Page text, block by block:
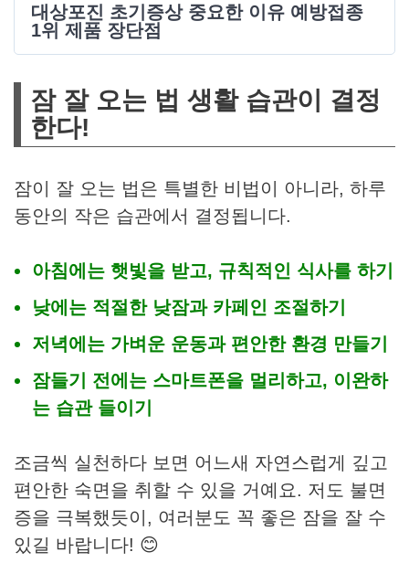
대상포진 초기증상 중요한 이유 예방접종
1위 제품 장단점
잠 잘 오는 법 생활 습관이 결정
한다!
잠이 잘 오는 법은 특별한 비법이 아니라, 하루
동안의 작은 습관에서 결정됩니다.
아침에는 햇빛을 받고, 규칙적인 식사를 하기
낮에는 적절한 낮잠과 카페인 조절하기
저녁에는 가벼운 운동과 편안한 환경 만들기
잠들기 전에는 스마트폰을 멀리하고, 이완하
는 습관 들이기
조금씩 실천하다 보면 어느새 자연스럽게 깊고
편안한 숙면을 취할 수 있을 거예요. 저도 불면
증을 극복했듯이, 여러분도 꼭 좋은 잠을 잘 수
있길 바랍니다! 😊